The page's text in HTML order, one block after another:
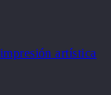
artística